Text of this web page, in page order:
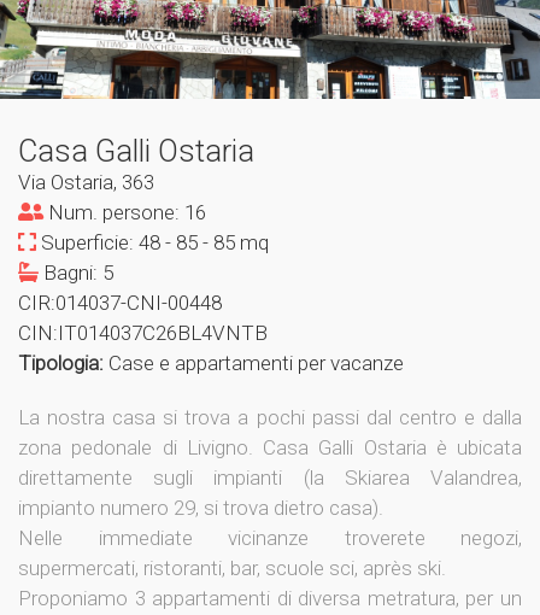
Casa Galli Ostaria
Via Ostaria, 363
Num. persone: 16
Superficie: 48 - 85 - 85 mq
Bagni: 5
CIR:014037-CNI-00448
CIN:IT014037C26BL4VNTB
Tipologia: Case e appartamenti per vacanze
La nostra casa si trova a pochi passi dal centro e dalla
zona pedonale di Livigno. Casa Galli Ostaria è ubicata
direttamente sugli impianti (la Skiarea Valandrea,
impianto numero 29, si trova dietro casa).
Nelle immediate vicinanze troverete negozi,
supermercati, ristoranti, bar, scuole sci, après ski.
Proponiamo 3 appartamenti di diversa metratura, per un